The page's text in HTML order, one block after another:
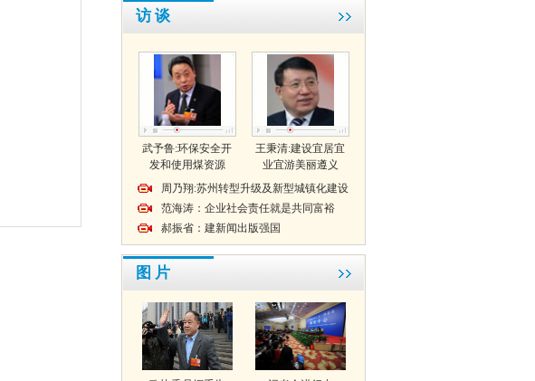
访 谈
武予鲁:环保安全开
发和使用煤资源
王秉清:建设宜居宜
业宜游美丽遵义
周乃翔:苏州转型升级及新型城镇化建设
范海涛：企业社会责任就是共同富裕
郝振省：建新闻出版强国
图 片